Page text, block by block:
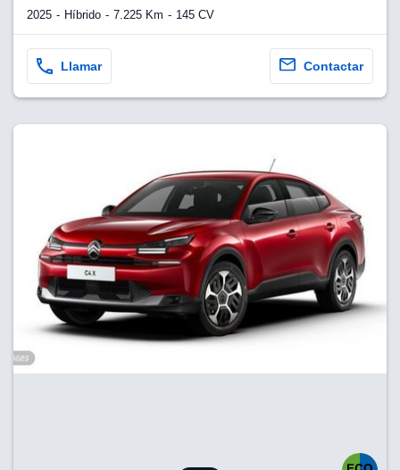
2025 Híbrido 7.225 Km 145 CV
Llamar Contactar